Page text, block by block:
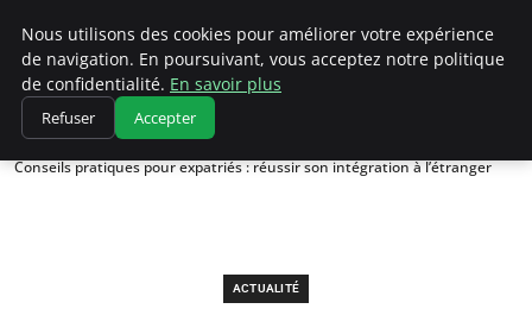
Chasseur De Tête
Accueil
Actualité
Conseils pratiques pour expatriés : réussir son intégration à l’étranger
ACTUALITÉ
Nous utilisons des cookies pour améliorer votre expérience
de navigation. En poursuivant, vous acceptez notre politique
de confidentialité. En savoir plus
Refuser Accepter